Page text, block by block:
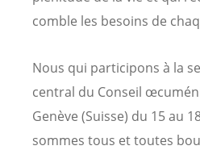
comble les besoins de
Nous qui participons à la
central du Conseil
Genève (Suisse) du 15 au
sommes tous et toutes